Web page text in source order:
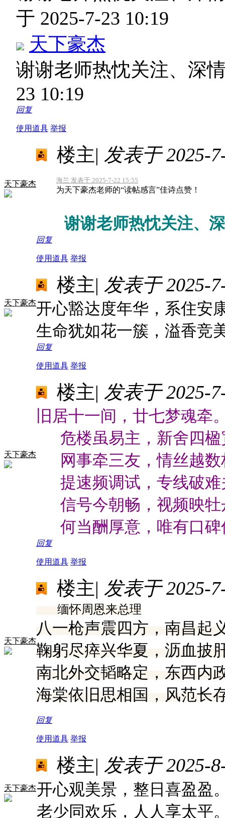
于 2025-7-23 10:19
天下豪杰
谢谢老师热忱关注、深
23 10:19
回复
使用道具 举报
天下豪杰
楼主| 发表于 2025-
海兰 发表于 2025-7-22 15:55
为天下豪杰老师的“读帖感言”佳诗点赞！
谢谢老师热忱关注、深
回复
使用道具 举报
天下豪杰
楼主| 发表于 2025-
开心豁达度年华，系住安
生命犹如花一簇，溢香竞
回复
使用道具 举报
天下豪杰
楼主| 发表于 2025-
旧居十一间，廿七梦魂牵
危楼虽易主，新舍四楹
网事牵三友，情丝越数
提速频调试，专线破难
信号今朝畅，视频映牡
何当酬厚意，唯有口碑
回复
使用道具 举报
天下豪杰
楼主| 发表于 2025-
缅怀周恩来总理
八一枪声震四方，南昌起
鞠躬尽瘁兴华夏，沥血披
南北外交韬略定，东西内
海棠依旧思相国，风范长
回复
使用道具 举报
天下豪杰
楼主| 发表于 2025-
开心观美景，整日喜盈盈
老少同欢乐，人人享太平